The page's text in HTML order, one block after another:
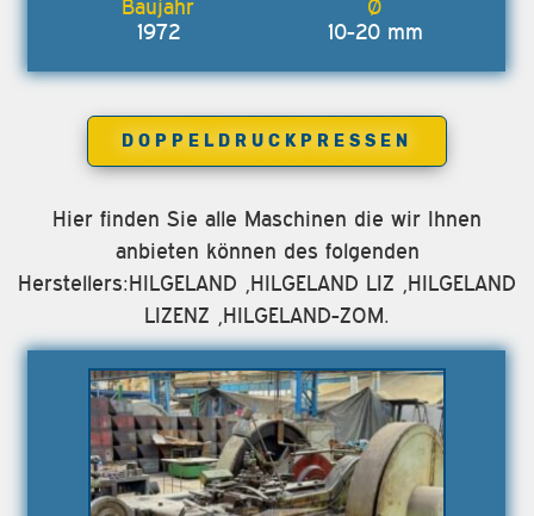
1972 10-20 mm
DOPPELDRUCKPRESSEN
Hier finden Sie alle Maschinen die wir Ihnen
anbieten können des folgenden
Herstellers:HILGELAND ,HILGELAND LIZ ,HILGELAND
LIZENZ ,HILGELAND-ZOM.